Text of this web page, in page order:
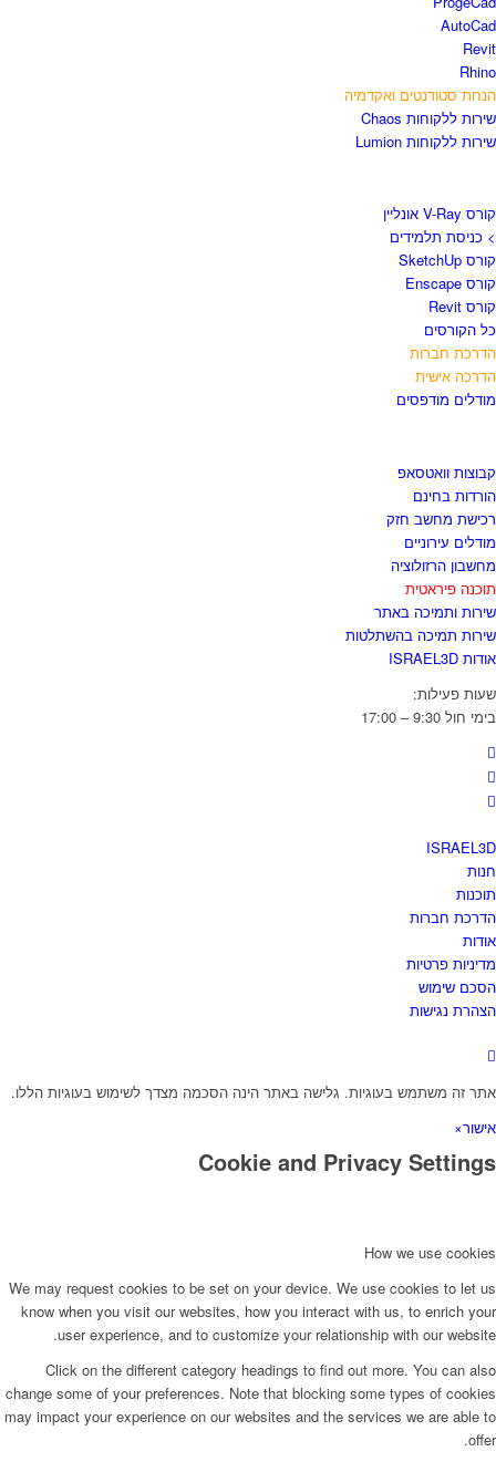
AutoCad
Revit
Rhino
הנחת סטודנטים ואקדמיה
שירות ללקוחות Chaos
שירות ללקוחות Lumion
קורס V-Ray אונליין
> כניסת תלמידים
קורס SketchUp
קורס Enscape
קורס Revit
כל הקורסים
הדרכת חברות
הדרכה אישית
מודלים מודפסים
קבוצות וואטסאפ
הורדות בחינם
רכישת מחשב חזק
מודלים עירוניים
מחשבון הרזולוציה
תוכנה פיראטית
שירות ותמיכה באתר
שירות תמיכה בהשתלטות
אודות ISRAEL3D
שעות פעילות:
בימי חול 9:30 – 17:00
ISRAEL3D
חנות
תוכנות
הדרכת חברות
אודות
מדיניות פרטיות
הסכם שימוש
הצהרת נגישות
אתר זה משתמש בעוגיות. גלישה באתר הינה הסכמה מצדך לשימוש בעוגיות הללו.
אישור×
Cookie and Privacy Settings
How we use cookies
We may request cookies to be set on your device. We use cookies to let us
know when you visit our websites, how you interact with us, to enrich your
user experience, and to customize your relationship with our website.
Click on the different category headings to find out more. You can also
change some of your preferences. Note that blocking some types of cookies
may impact your experience on our websites and the services we are able to
offer.